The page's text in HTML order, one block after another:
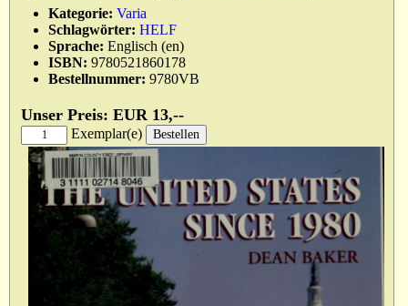
AGB
Widerruf
Datenschutz
Impressum
Kategorie: Varia
Schlagwörter: HELF
Sprache: Englisch (en)
ISBN: 9780521860178
Bestellnummer: 9780VB
Unser Preis: EUR 13,--
Exemplar(e)